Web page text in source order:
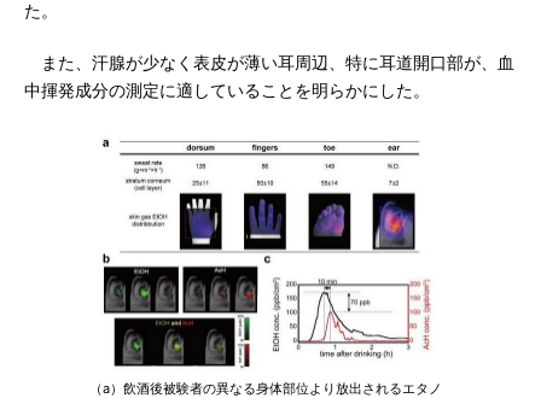
た。
また、汗腺が少なく表皮が薄い耳周辺、特に耳道開口部が、血
中揮発成分の測定に適していることを明らかにした。
（a）飲酒後被験者の異なる身体部位より放出されるエタノ